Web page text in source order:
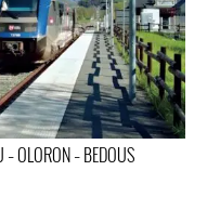
OLORON – BEDOUS